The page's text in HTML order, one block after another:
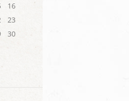
16
23
30